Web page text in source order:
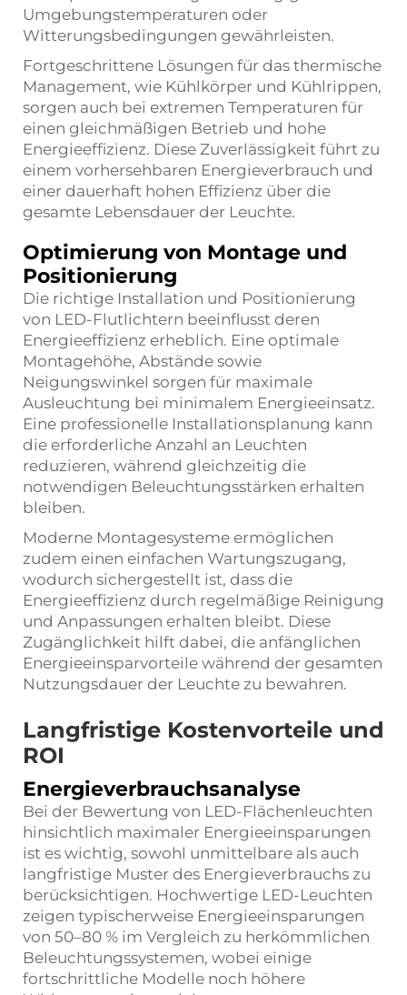
Umgebungstemperaturen oder
Witterungsbedingungen gewährleisten.
Fortgeschrittene Lösungen für das thermische
Management, wie Kühlkörper und Kühlrippen,
sorgen auch bei extremen Temperaturen für
einen gleichmäßigen Betrieb und hohe
Energieeffizienz. Diese Zuverlässigkeit führt zu
einem vorhersehbaren Energieverbrauch und
einer dauerhaft hohen Effizienz über die
gesamte Lebensdauer der Leuchte.
Optimierung von Montage und
Positionierung
Die richtige Installation und Positionierung
von LED-Flutlichtern beeinflusst deren
Energieeffizienz erheblich. Eine optimale
Montagehöhe, Abstände sowie
Neigungswinkel sorgen für maximale
Ausleuchtung bei minimalem Energieeinsatz.
Eine professionelle Installationsplanung kann
die erforderliche Anzahl an Leuchten
reduzieren, während gleichzeitig die
notwendigen Beleuchtungsstärken erhalten
bleiben.
Moderne Montagesysteme ermöglichen
zudem einen einfachen Wartungszugang,
wodurch sichergestellt ist, dass die
Energieeffizienz durch regelmäßige Reinigung
und Anpassungen erhalten bleibt. Diese
Zugänglichkeit hilft dabei, die anfänglichen
Energieeinsparvorteile während der gesamten
Nutzungsdauer der Leuchte zu bewahren.
Langfristige Kostenvorteile und
ROI
Energieverbrauchsanalyse
Bei der Bewertung von LED-Flächenleuchten
hinsichtlich maximaler Energieeinsparungen
ist es wichtig, sowohl unmittelbare als auch
langfristige Muster des Energieverbrauchs zu
berücksichtigen. Hochwertige LED-Leuchten
zeigen typischerweise Energieeinsparungen
von 50–80 % im Vergleich zu herkömmlichen
Beleuchtungssystemen, wobei einige
fortschrittliche Modelle noch höhere